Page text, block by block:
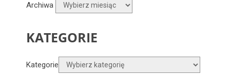
Archiwa
KATEGORIE
Kategorie